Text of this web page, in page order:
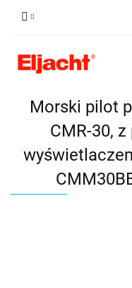
Morski pilot
CMR-30,